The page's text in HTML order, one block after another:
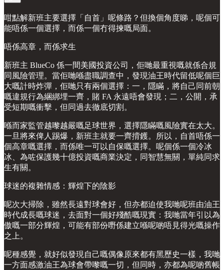
咁點解新班主要選擇「自首」呢條路？但換個角度睇，呢個可
能唔係一個選擇，而係一個冇得揀嘅局面。
唔係高章，而係求生
新班主 BlueCo 係一間美國投資公司，佢哋最重視嘅就係合規
同風險管理。當佢哋喺盡職調查中，發現油王時代留低呢個巨
大嘅計時炸彈，佢哋只有兩個選擇：一，隱瞞，將自己同前朝
嘅違規行為綑綁埋一齊，賭 FA 永遠唔會發現；二，公開，承
受短期嘅衝擊，但同過去徹底切割。
喺而家監管越嚟越嚴嘅足球世界，選擇隱瞞嘅風險實在太大。
一旦將來俾人踢爆，新班主就要一齊揹鑊。所以，自首唔係一
個高章嘅選擇，而係唯一可以自保嘅選擇。呢個係一個冷冰
冰、為咗保護幾十億投資嘅商業決定，同智慧無關，單純同求
生有關。
球迷的複雜情感：輝煌下的陰影
呢次大掃除，雖然長遠對球會好，但亦都迫使我哋呢班由油王
時代成長嘅球迷，去面對一個好殘酷嘅現實：我哋當年引以為
傲嘅一部分輝煌，可能有部份嘢係建立喺呢啲唔見得光嘅操作
之上。
呢種感覺，就好似發現自己嘅偶像原來都有黑歷史一樣，我哋
一方面感激油王為球會帶嚟嘅一切，但同時，亦都為呢啲舊帳